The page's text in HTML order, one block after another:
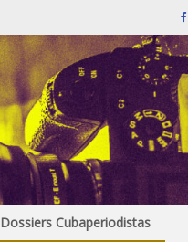
Dossiers Cubaperiodistas